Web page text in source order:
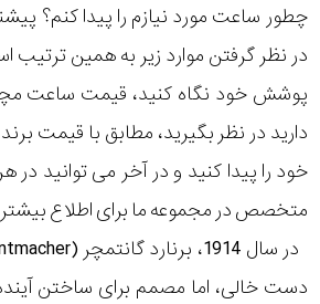
چطور ساعت مورد نیازم را پیدا کنم؟
در نظر گرفتن موارد زیر به همین
پوشش خود نگاه کنید، قیمت ساعت
دارید در نظر بگیرید، مطابق با قیمت
خود را پیدا کنید و در آخر می توانید در
متخصص در مجموعه ما برای اطلاع
دست خالی، اما مصمم برای ساختن
متی
مازراتی
نمایش
محدوده
عرض
طرح
بند
طرح